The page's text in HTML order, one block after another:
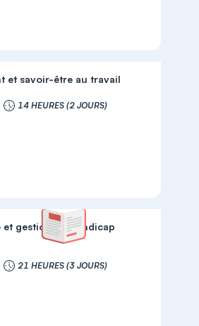
et savoir-être au travail
14 HEURES (2 JOURS)
et gestion du handicap
21 HEURES (3 JOURS)